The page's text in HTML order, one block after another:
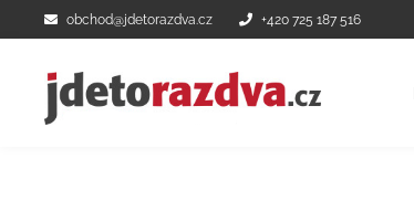
obchod@jdetorazdva.cz +420 725 187 516